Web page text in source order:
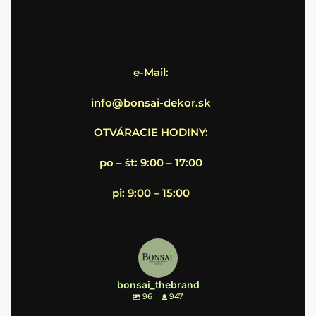
e-Mail:
info@bonsai-dekor.sk
OTVÁRACIE HODINY:
po – št: 9:00 – 17:00
pi: 9:00 – 15:00
bonsai_thebrand
96 947